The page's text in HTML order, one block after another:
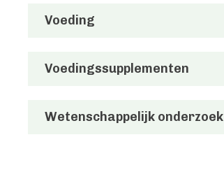
Voeding
Voedingssupplementen
Wetenschappelijk onderzoek